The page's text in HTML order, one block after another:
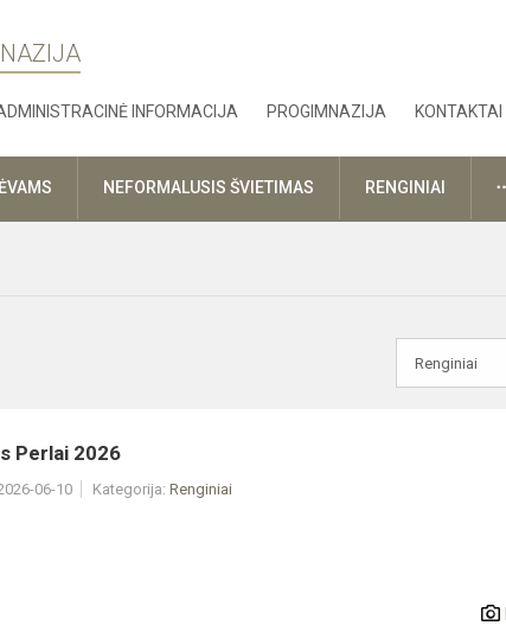
INFORMACIJA PROGIMNAZIJA KONTAKTAI
NEFORMALUSIS ŠVIETIMAS RENGINIAI
Perlai 2026
06-10 Kategorija: Renginiai